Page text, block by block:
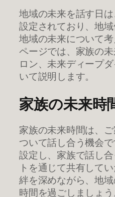
地域の未来を話す日
設定されており、地
地域の未来について
ページでは、家族の
ロン、未来ディープ
いて説明します。
家族の未来時
家族の未来時間は、
ついて話し合う機会
設定し、家族で話し
トを通じて共有して
絆を深めながら、地
時間を過ごしましょう